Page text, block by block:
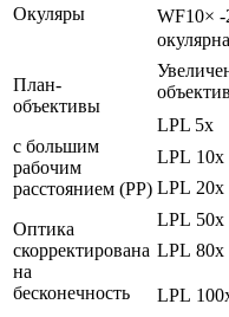
Окуляры
WF10×
План-
объективы
с большим
рабочим
расстоянием (РР)
Оптика
скорректирована
на
бесконечность
LPL 5х
LPL 10х
LPL 20х
LPL 50х
LPL 80х
LPL